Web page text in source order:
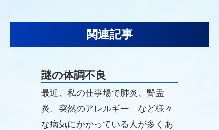
関連記事
謎の体調不良
最近、私の仕事場で肺炎、腎盂
炎、突然のアレルギー、など様々
な病気にかかっている人が多くあ